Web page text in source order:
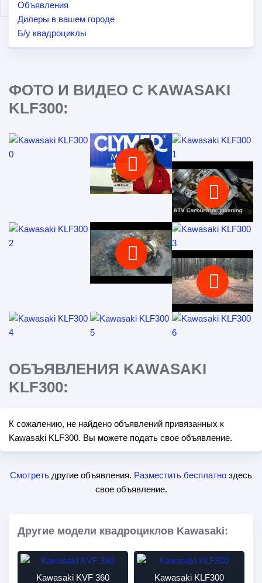
Объявления
Дилеры в вашем городе
Б/у квадроциклы
ФОТО И ВИДЕО С KAWASAKI
KLF300:
ОБЪЯВЛЕНИЯ KAWASAKI
KLF300:
К сожалению, не найдено объявлений привязанных к
Kawasaki KLF300. Вы можете подать свое объявление.
Смотреть другие объявления. Разместить бесплатно здесь
свое объявление.
Другие модели квадроциклов Kawasaki:
Kawasaki KVF 360 Kawasaki KLF300